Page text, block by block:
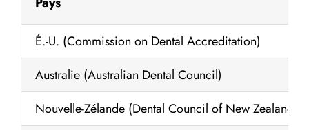
É.-U. (Commission on Dental Accreditation)
Australie (Australian Dental Council)
Nouvelle-Zélande (Dental Council of New Zealand)